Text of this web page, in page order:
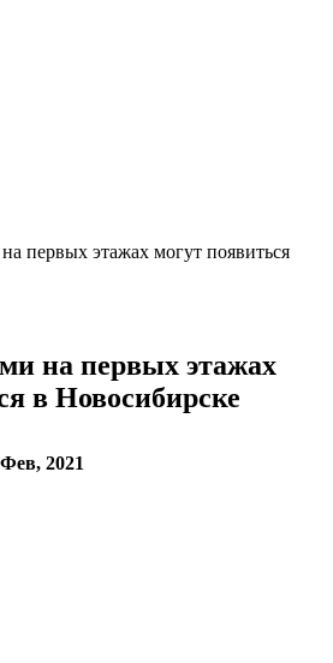
первых этажах могут появиться
на первых этажах
в Новосибирске
2021